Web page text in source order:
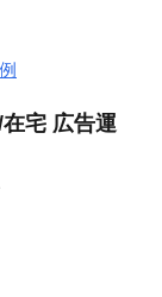
宅 広告運